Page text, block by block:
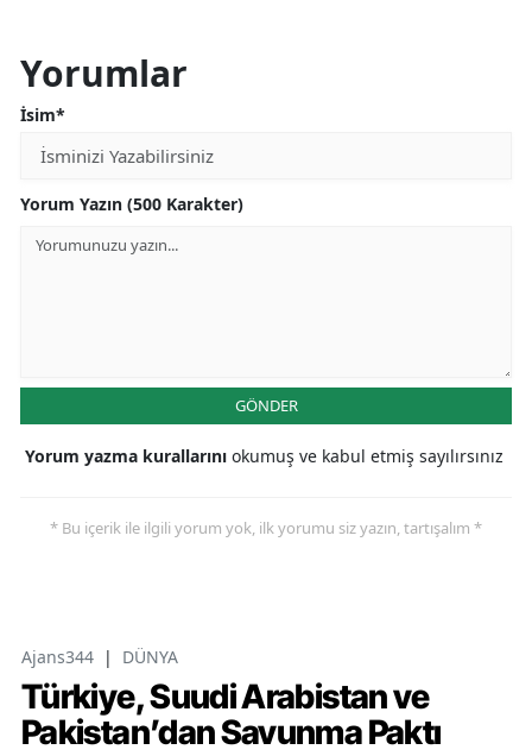
Yorumlar
İsim*
Yorum Yazın (500 Karakter)
GÖNDER
Yorum yazma kurallarını okumuş ve kabul etmiş sayılırsınız
* Bu içerik ile ilgili yorum yok, ilk yorumu siz yazın, tartışalım *
Ajans344 | DÜNYA
Türkiye, Suudi Arabistan ve
Pakistan’dan Savunma Paktı